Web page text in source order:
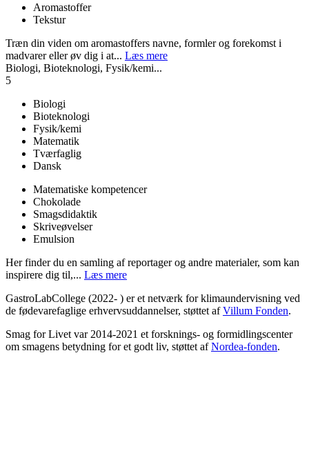
Aromastoffer
Tekstur
Træn din viden om aromastoffers navne, formler og forekomst i
madvarer eller øv dig i at... Læs mere
Biologi, Bioteknologi, Fysik/kemi...
5
Biologi
Bioteknologi
Fysik/kemi
Matematik
Tværfaglig
Dansk
Matematiske kompetencer
Chokolade
Smagsdidaktik
Skriveøvelser
Emulsion
Her finder du en samling af reportager og andre materialer, som kan
inspirere dig til,... Læs mere
GastroLabCollege (2022- ) er et netværk for klimaundervisning ved
de fødevarefaglige erhvervsuddannelser, støttet afVillum Fonden.
Smag for Livet var 2014-2021 et forsknings- og formidlingscenter
om smagens betydning for et godt liv, støttet afNordea-fonden.